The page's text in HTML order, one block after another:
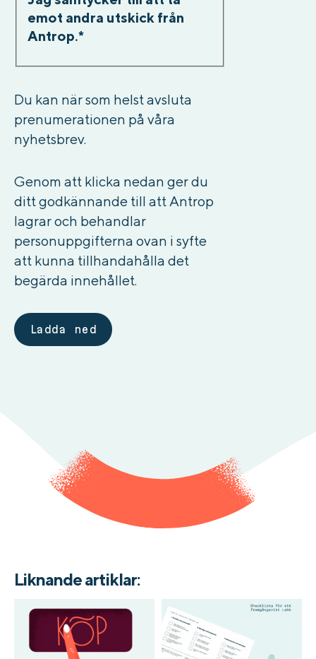
emot andra utskick från
Antrop.*
Du kan när som helst avsluta
prenumerationen på våra
nyhetsbrev.
Genom att klicka nedan ger du
ditt godkännande till att Antrop
lagrar och behandlar
personuppgifterna ovan i syfte
att kunna tillhandahålla det
begärda innehållet.
Ladda ned
Liknande artiklar: